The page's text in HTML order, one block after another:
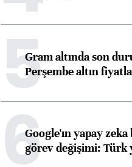
5Gram altında son
Perşembe altın
6Google'ın yapay
görev değişimi: